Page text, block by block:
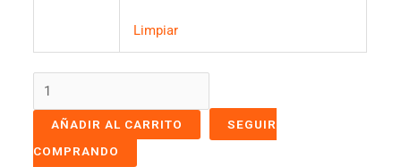
Limpiar
AÑADIR AL CARRITO
SEGUIR
COMPRANDO